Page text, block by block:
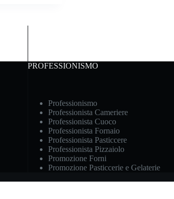
PROFESSIONISMO
Professionismo
Professionista Cameriere
Professionista Cuoco
Professionista Fornaio
Professionista Pasticcere
Professionista Pizzaiolo
Promozione Forni
Promozione Pasticcerie e Gelaterie